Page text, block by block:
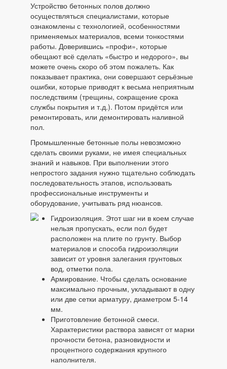
Устройство бетонных полов должно
осуществляться специалистами, которые
ознакомлены с технологией, особенностями
применяемых материалов, всеми тонкостями
работы. Доверившись «профи», которые
обещают всё сделать «быстро и недорого», вы
можете очень скоро об этом пожалеть. Как
показывает практика, они совершают серьёзные
ошибки, которые приводят к весьма неприятным
последствиям (трещины, сокращение срока
службы покрытия и т.д.). Потом придётся или
ремонтировать, или демонтировать наливной
пол.
Промышленные бетонные полы невозможно
сделать своими руками, не имея специальных
знаний и навыков. При выполнении этого
непростого задания нужно тщательно соблюдать
последовательность этапов, использовать
профессиональные инструменты и
оборудование, учитывать ряд нюансов.
Гидроизоляция. Этот шаг ни в коем случае
нельзя пропускать, если пол будет
расположен на плите по грунту. Выбор
материалов и способа гидроизоляции
зависит от уровня залегания грунтовых
вод, отметки пола.
Армирование. Чтобы сделать основание
максимально прочным, укладывают в одну
или две сетки арматуру, диаметром 5-14
мм.
Приготовление бетонной смеси.
Характеристики раствора зависят от марки
прочности бетона, разновидности и
процентного содержания крупного
наполнителя.